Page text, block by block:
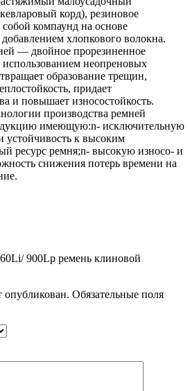
корд), резиновое
собой компаунд на основе
хлопкового волокна.
— двойное прорезиненное
использованием неопреновых
образование трещин,
придает
и повышает износостойкость.
производства ремней
имеющую:n- исключительную
устойчивость к высоким
ресурс ремня;n- высокую износо- и
снижения потерь времени на
900Lp ремень клиновой
опубликован. Обязательные поля